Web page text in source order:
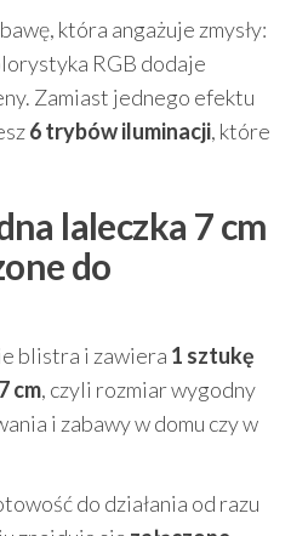
która angażuje zmysły:
RGB dodaje
Zamiast jednego efektu
6 trybów iluminacji, które
laleczka 7 cm
do
blistra i zawiera 1 sztukę
7 cm, czyli rozmiar wygodny
i zabawy w domu czy w
do działania od razu